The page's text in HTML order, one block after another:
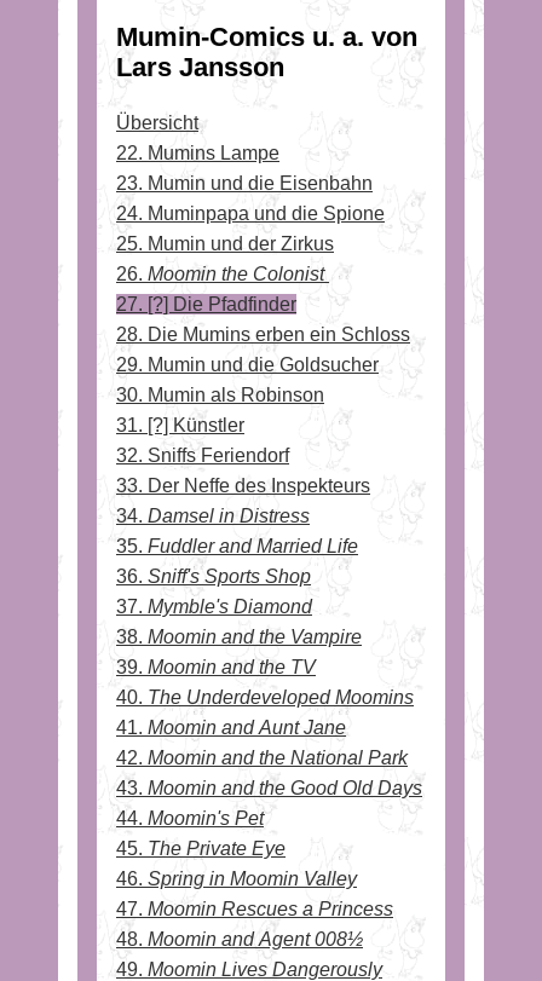
Mumin-Comics u. a. von
Lars Jansson
Übersicht
22. Mumins Lampe
23. Mumin und die Eisenbahn
24. Muminpapa und die Spione
25. Mumin und der Zirkus
26. Moomin the Colonist
27. [?] Die Pfadfinder
28. Die Mumins erben ein Schloss
29. Mumin und die Goldsucher
30. Mumin als Robinson
31. [?] Künstler
32. Sniffs Feriendorf
33. Der Neffe des Inspekteurs
34. Damsel in Distress
35. Fuddler and Married Life
36. Sniff's Sports Shop
37. Mymble's Diamond
38. Moomin and the Vampire
39. Moomin and the TV
40. The Underdeveloped Moomins
41. Moomin and Aunt Jane
42. Moomin and the National Park
43. Moomin and the Good Old Days
44. Moomin's Pet
45. The Private Eye
46. Spring in Moomin Valley
47. Moomin Rescues a Princess
48. Moomin and Agent 008½
49. Moomin Lives Dangerously